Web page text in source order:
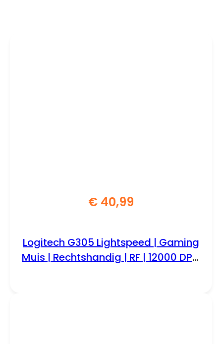
€ 40,99
Logitech G305 Lightspeed | Gaming
Muis | Rechtshandig | RF | 12000 DPI |